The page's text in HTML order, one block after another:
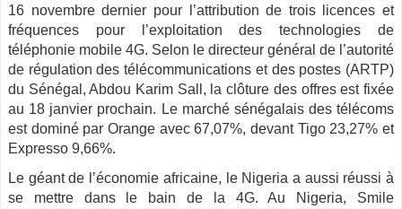
16 novembre dernier pour l’attribution de trois licences et
fréquences pour l’exploitation des technologies de
téléphonie mobile 4G. Selon le directeur général de l’autorité
de régulation des télécommunications et des postes (ARTP)
du Sénégal, Abdou Karim Sall, la clôture des offres est fixée
au 18 janvier prochain. Le marché sénégalais des télécoms
est dominé par Orange avec 67,07%, devant Tigo 23,27% et
Expresso 9,66%.
Le géant de l’économie africaine, le Nigeria a aussi réussi à
se mettre dans le bain de la 4G. Au Nigeria, Smile